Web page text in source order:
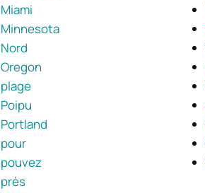
Miami
Minnesota
Nord
Oregon
plage
Poipu
Portland
pour
pouvez
près